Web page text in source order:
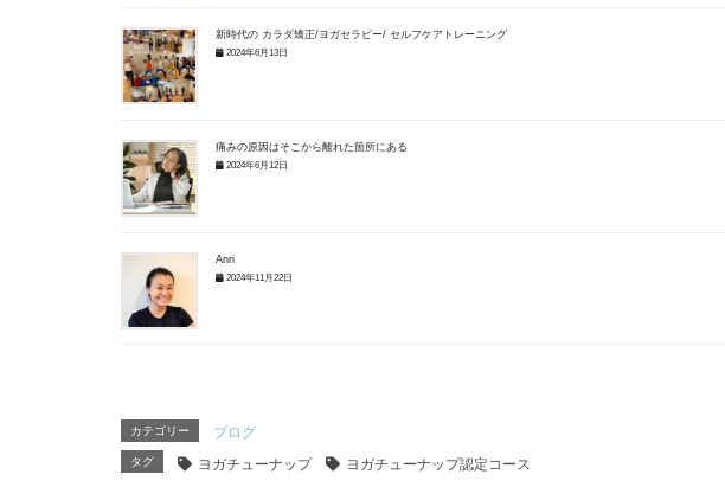
新時代の カラダ矯正/ヨガセラピー/ セルフケアトレーニング
2024年6月13日
痛みの原因はそこから離れた箇所にある
2024年6月12日
Anri
2024年11月22日
カテゴリー ブログ
タグ ヨガチューナップ ヨガチューナップ認定コース